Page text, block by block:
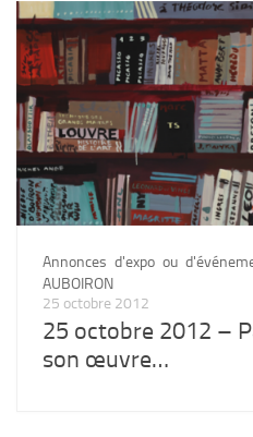
Annonces d'expo ou
AUBOIRON
25 octobre 2012
25 octobre 2012 –
son œuvre…